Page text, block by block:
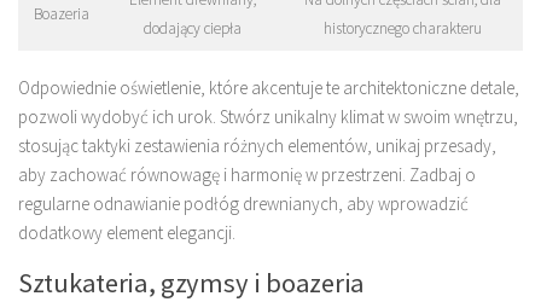
Boazeria
dodający ciepła
historycznego charakteru
Odpowiednie oświetlenie, które akcentuje te architektoniczne detale,
pozwoli wydobyć ich urok. Stwórz unikalny klimat w swoim wnętrzu,
stosując taktyki zestawienia różnych elementów, unikaj przesady,
aby zachować równowagę i harmonię w przestrzeni. Zadbaj o
regularne odnawianie podłóg drewnianych, aby wprowadzić
dodatkowy element elegancji.
Sztukateria, gzymsy i boazeria